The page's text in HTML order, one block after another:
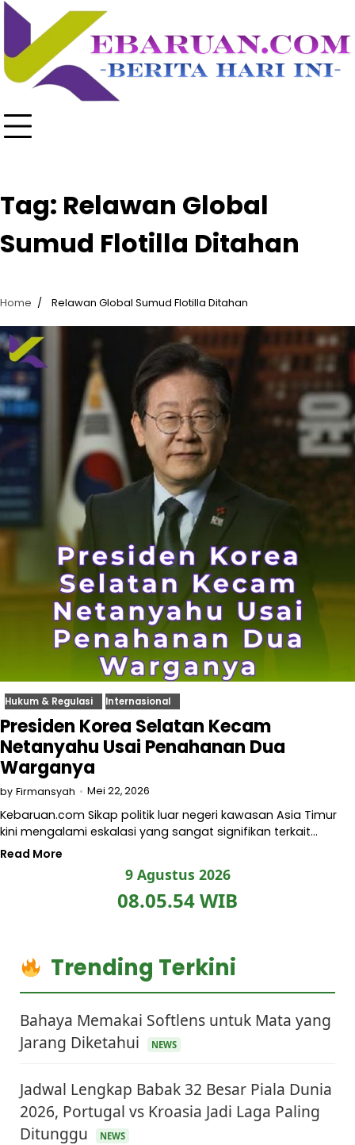
Skip
content
Tag: Relawan Global
Sumud Flotilla Ditahan
Home Relawan Global Sumud Flotilla Ditahan
Hukum & Regulasi Internasional
Presiden Korea Selatan Kecam
Netanyahu Usai Penahanan Dua
Warganya
by Firmansyah Mei 22, 2026
Kebaruan.com Sikap politik luar negeri kawasan Asia Timur
kini mengalami eskalasi yang sangat signifikan terkait…
Read More
9 Agustus 2026
08.05.54 WIB
Trending Terkini
Bahaya Memakai Softlens untuk Mata yang
Jarang Diketahui
NEWS
Jadwal Lengkap Babak 32 Besar Piala Dunia
2026, Portugal vs Kroasia Jadi Laga Paling
Ditunggu
NEWS